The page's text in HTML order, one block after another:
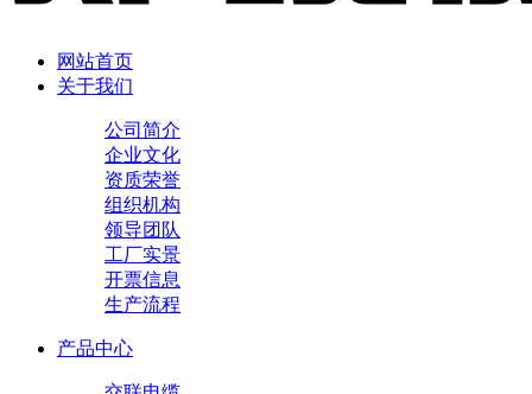
网站首页
关于我们
公司简介
企业文化
资质荣誉
组织机构
领导团队
工厂实景
开票信息
生产流程
产品中心